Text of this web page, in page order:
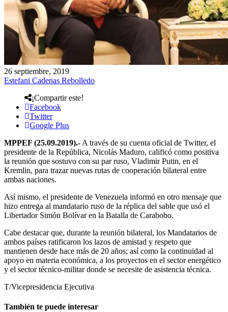
26 septiembre, 2019
Estefani Cadenas Rebolledo
¡Compartir este!
Facebook
Twitter
Google Plus
MPPEF (25.09.2019).- A través de su cuenta oficial de Twitter, el
presidente de la República, Nicolás Maduro, calificó como positiva
la reunión que sostuvo con su par ruso, Vladimir Putin, en el
Kremlin, para trazar nuevas rutas de cooperación bilateral entre
ambas naciones.
Así mismo, el presidente de Venezuela informó en otro mensaje que
hizo entrega al mandatario ruso de la réplica del sable que usó el
Libertador Simón Bolívar en la Batalla de Carabobo.
Cabe destacar que, durante la reunión bilateral, los Mandatarios de
ambos países ratificaron los lazos de amistad y respeto que
mantienen desde hace más de 20 años; así como la continuidad al
apoyo en materia económica, a los proyectos en el sector energético
y el sector técnico-militar donde se necesite de asistencia técnica.
T/Vicepresidencia Ejecutiva
También te puede interesar